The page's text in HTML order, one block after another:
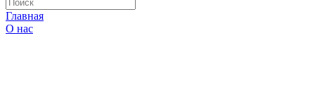
Главная
О нас